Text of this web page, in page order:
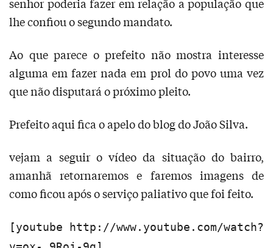
lhe confiou o segundo mandato.
Ao que parece o prefeito não mostra interesse
alguma em fazer nada em prol do povo uma vez
que não disputará o próximo pleito.
Prefeito aqui fica o apelo do blog do João Silva.
vejam a seguir o vídeo da situação do bairro,
amanhã retornaremos e faremos imagens de
como ficou após o serviço paliativo que foi feito.
[youtube http://www.youtube.com/watch?